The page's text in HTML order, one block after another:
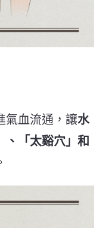
氣血流通，讓水
、「太谿穴」和